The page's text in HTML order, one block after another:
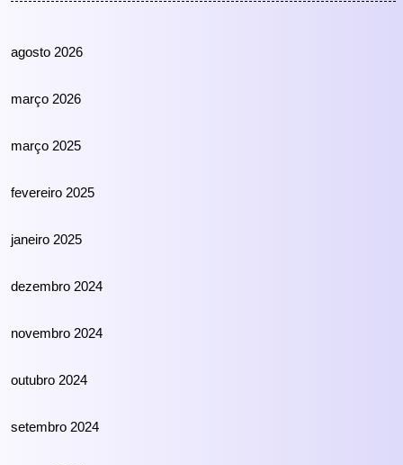
agosto 2026
março 2026
março 2025
fevereiro 2025
janeiro 2025
dezembro 2024
novembro 2024
outubro 2024
setembro 2024